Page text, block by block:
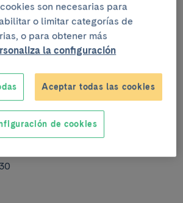
de las tecnologías
riesgos y beneficios, reflexiona
identidad y desigualdades, y
retos prácticos para acompañar a
la familia
: Carpas (en la calzada)
son necesarias para
o limitar categorías de
o para obtener más
la configuración
Aceptar todas las cookies
de cookies